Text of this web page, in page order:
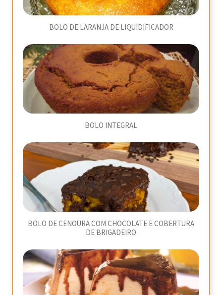
BOLO DE LARANJA DE LIQUIDIFICADOR
BOLO INTEGRAL
BOLO DE CENOURA COM CHOCOLATE E COBERTURA
DE BRIGADEIRO